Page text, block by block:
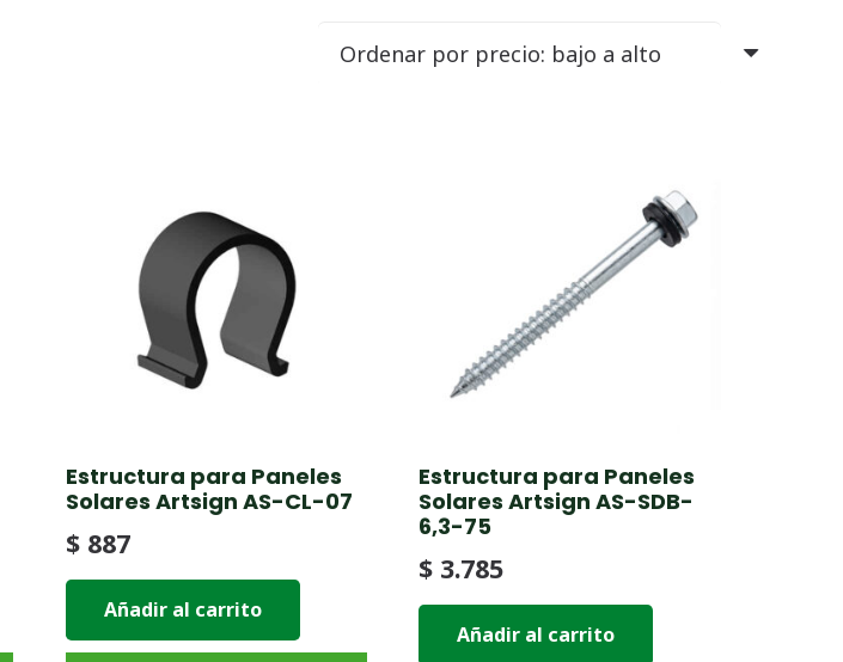
Estructura para Paneles
Solares Artsign AS-CL-07
$887
Añadir al carrito
Estructura para Paneles
Solares Artsign AS-SDB-
6,3-75
$ 3.785
Añadir al carrito